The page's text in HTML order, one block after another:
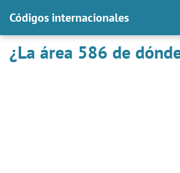
Códigos internacionales
¿La área 586 de